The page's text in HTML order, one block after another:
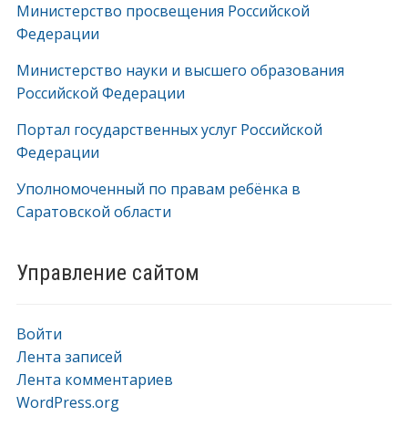
Министерство просвещения Российской
Федерации
Министерство науки и высшего образования
Российской Федерации
Портал государственных услуг Российской
Федерации
Уполномоченный по правам ребёнка в
Саратовской области
Управление сайтом
Войти
Лента записей
Лента комментариев
WordPress.org